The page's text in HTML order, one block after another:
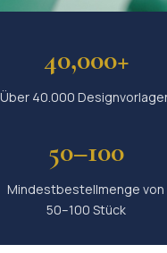
40,000+
Über 40.000
50–100
Mindestbestellmenge von
50–100 Stück